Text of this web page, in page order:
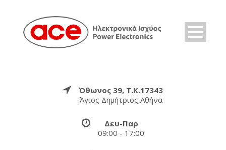
Όθωνος 39, Τ.Κ.17343
Άγιος Δημήτριος,Αθήνα
Δευ-Παρ
09:00 - 17:00